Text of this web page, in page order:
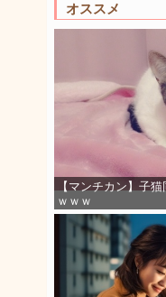
オススメ
【マンチカン】子
ｗｗｗ